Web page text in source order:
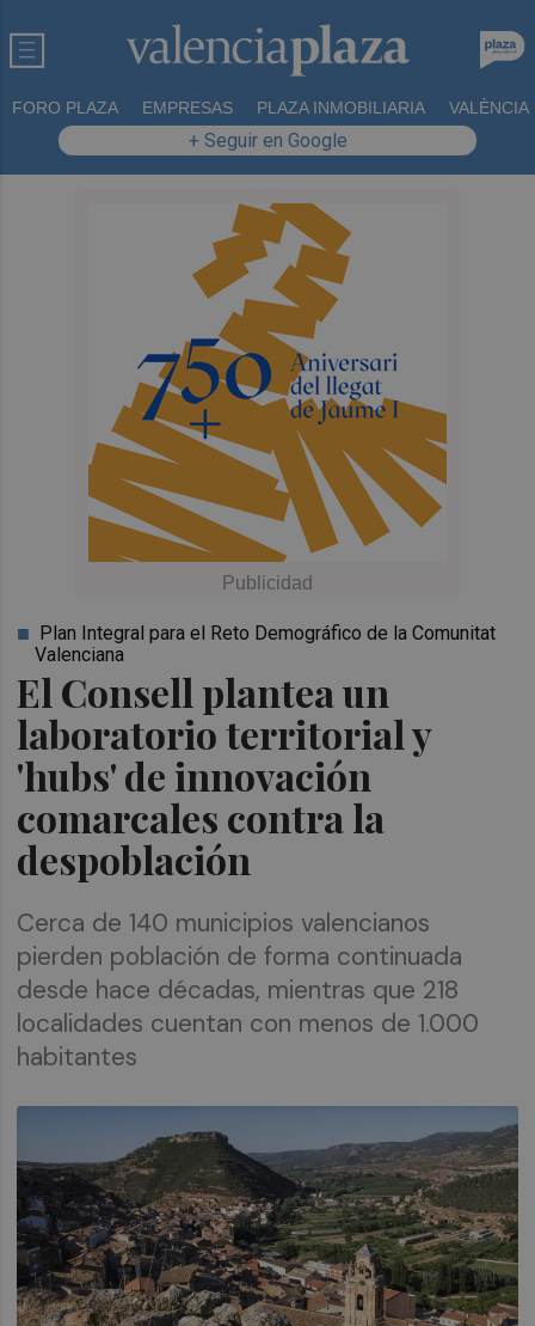
FORO PLAZA EMPRESAS PLAZA INMOBILIARIA VALÈNCIA
+ Seguir en Google
El Consell plantea un
laboratorio territorial y
'hubs' de innovación
comarcales contra la
despoblación
Plan Integral para el Reto Demográfico de la Comunitat
Valenciana
Cerca de 140 municipios valencianos
pierden población de forma continuada
desde hace décadas, mientras que 218
localidades cuentan con menos de 1.000
habitantes